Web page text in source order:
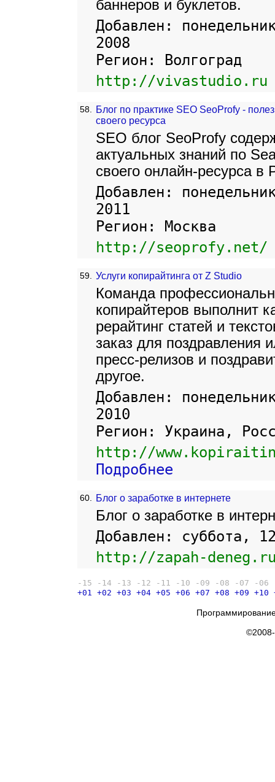
баннеров и буклетов.
Добавлен:
2008
Регион: Волгоград
http://vivastudio.ru
58.
Блог по практике SEO SeoProfy -
своего ресурса
SEO блог SeoProfy
актуальных знаний по
своего онлайн-ресурса в
Добавлен:
2011
Регион: Москва
http://seoprofy.net/
59. Услуги копирайтинга от Z Studio
Команда
копирайтеров выполнит
рерайтинг статей и
заказ для поздравления
пресс-релизов и
другое.
Добавлен:
2010
Регион: Украина,
http://
Подробнее
60. Блог о заработке в интернете
Блог о заработке в
Добавлен: суббота,
http://zapah-
-15 -14 -13 -12 -11 -10 -09 -08 -07 -06
+01 +02 +03 +04 +05 +06 +07 +08 +09 +10